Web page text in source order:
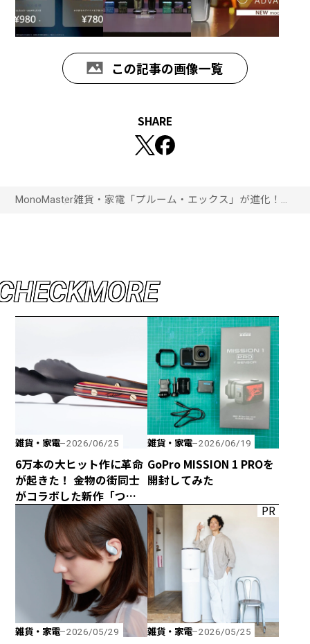
この記事の画像一覧
SHARE
MonoMaster雑貨・家電 「プルーム・エックス」が進化！吸
HECKMORE
雑貨・家電 2026/06/25
6万本の大ヒット作に革命
が起きた！ 金物の街同士
がコラボした新作「つか
みのトング」が登場！
雑貨・家電 2026/06/19
GoPro MISSION 1 PROを
開封してみた
雑貨・家電 2026/05/29
PR
雑貨・家電 2026/05/25